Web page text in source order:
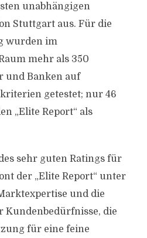
unabhängigen
Stuttgart aus. Für die
wurden im
mehr als 350
und Banken auf
getestet; nur 46
„Elite Report“ als
sehr guten Ratings für
der „Elite Report“ unter
und die
Kundenbedürfnisse, die
für eine feine